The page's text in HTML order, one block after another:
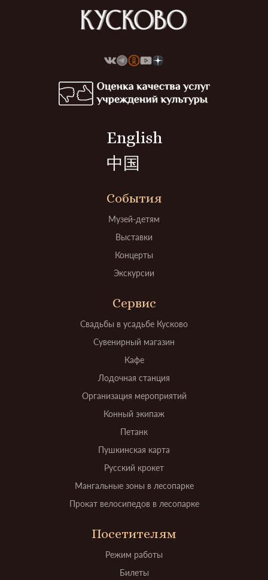
English
中国
События
Музей-детям
Выставки
Концерты
Экскурсии
Сервис
Свадьбы в усадьбе Кусково
Сувенирный магазин
Кафе
Лодочная станция
Организация мероприятий
Конный экипаж
Петанк
Пушкинская карта
Русский крокет
Мангальные зоны в лесопарке
Прокат велосипедов в лесопарке
Посетителям
Режим работы
Билеты